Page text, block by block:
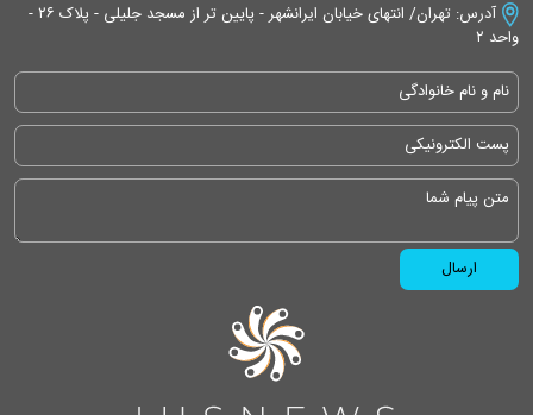
آدرس: تهران/ انتهای خیابان ایرانشهر - پایین تر از مسجد جلیلی - پلاک ۲۶ -
واحد ۲